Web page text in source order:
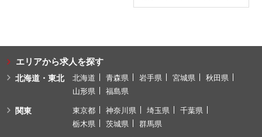
エリアから求人を探す
北海道・東北 北海道 青森県 岩手県 宮城県
秋田県
山形県
福島県
関東 東京都 神奈川県 埼玉県
千葉県
栃木県
茨城県 群馬県